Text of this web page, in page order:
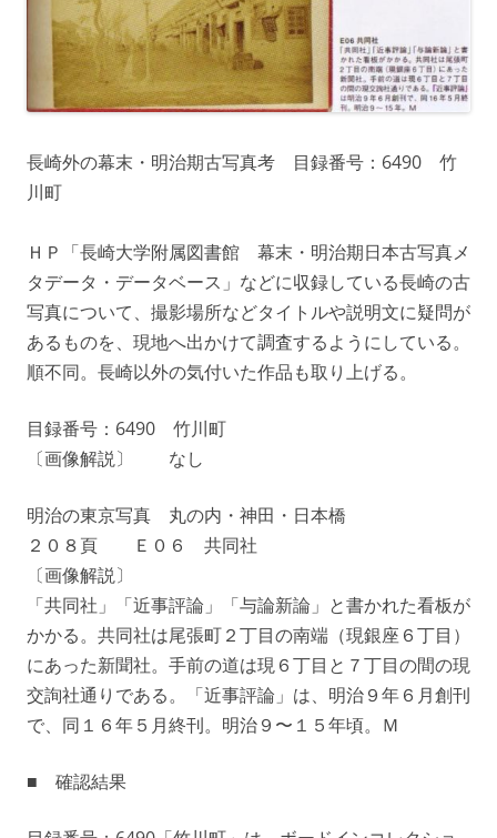
長崎外の幕末・明治期古写真考 目録番号：6490 竹
川町
ＨＰ「長崎大学附属図書館 幕末・明治期日本古写真メ
タデータ・データベース」などに収録している長崎の古
写真について、撮影場所などタイトルや説明文に疑問が
あるものを、現地へ出かけて調査するようにしている。
順不同。長崎以外の気付いた作品も取り上げる。
目録番号：6490 竹川町
〔画像解説〕 なし
明治の東京写真 丸の内・神田・日本橋
２０８頁 Ｅ０６ 共同社
〔画像解説〕
「共同社」「近事評論」「与論新論」と書かれた看板が
かかる。共同社は尾張町２丁目の南端（現銀座６丁目）
にあった新聞社。手前の道は現６丁目と７丁目の間の現
交詢社通りである。「近事評論」は、明治９年６月創刊
で、同１６年５月終刊。明治９〜１５年頃。Ｍ
■ 確認結果